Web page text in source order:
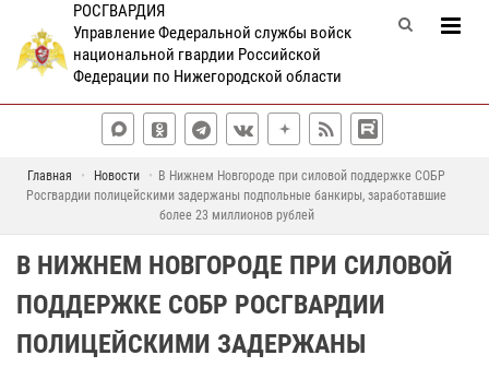
РОСГВАРДИЯ
Управление Федеральной службы войск
национальной гвардии Российской
Федерации по Нижегородской области
Главная Новости
В Нижнем Новгороде при силовой поддержке СОБР
Росгвардии полицейскими задержаны подпольные банкиры, заработавшие
более 23 миллионов рублей
В НИЖНЕМ НОВГОРОДЕ ПРИ СИЛОВОЙ
ПОДДЕРЖКЕ СОБР РОСГВАРДИИ
ПОЛИЦЕЙСКИМИ ЗАДЕРЖАНЫ